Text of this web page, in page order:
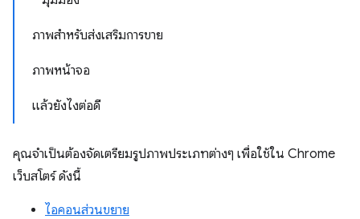
ภาพสำหรับส่งเสริมการขาย
ภาพหน้าจอ
แล้วยังไงต่อดี
คุณจำเป็นต้องจัดเตรียมรูปภาพประเภทต่างๆ เพื่อใช้ใน Chrome
เว็บสโตร์ ดังนี้
ไอคอนส่วนขยาย